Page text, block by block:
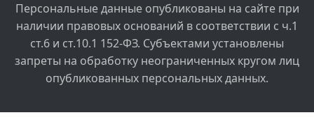
Персональные данные опубликованы на сайте при
наличии правовых оснований в соответствии с ч.1
ст.6 и ст.10.1 152-ФЗ. Субъектами установлены
запреты на обработку неограниченных кругом лиц
опубликованных персональных данных.